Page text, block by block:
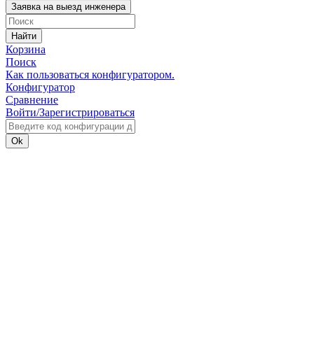
Заявка на выезд инженера
Найти
Корзина
Поиск
Как пользоваться конфигуратором.
Конфигуратор
Сравнение
Войти/Зарегистрироваться
Ok